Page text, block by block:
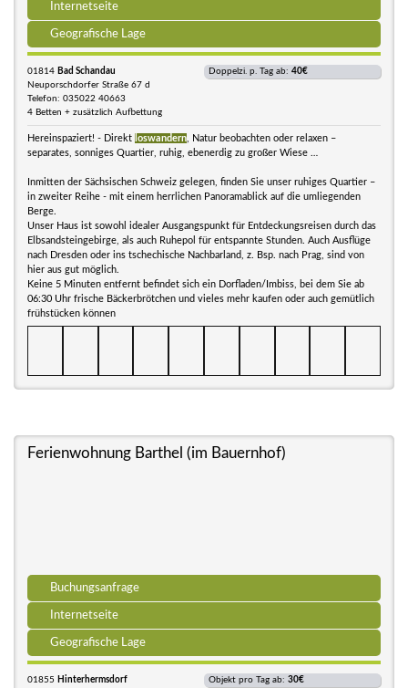
Internetseite
Geografische Lage
01814 Bad Schandau
Neuporschdorfer Straße 67 d
Telefon: 035022 40663
4 Betten + zusätzlich Aufbettung
Doppelzi. p. Tag ab: 40€
Hereinspaziert! - Direkt loswandern , Natur beobachten oder relaxen –
separates, sonniges Quartier, ruhig, ebenerdig zu großer Wiese …
Inmitten der Sächsischen Schweiz gelegen, finden Sie unser ruhiges Quartier –
in zweiter Reihe - mit einem herrlichen Panoramablick auf die umliegenden
Berge.
Unser Haus ist sowohl idealer Ausgangspunkt für Entdeckungsreisen durch das
Elbsandsteingebirge, als auch Ruhepol für entspannte Stunden. Auch Ausflüge
nach Dresden oder ins tschechische Nachbarland, z. Bsp. nach Prag, sind von
hier aus gut möglich.
Keine 5 Minuten entfernt befindet sich ein Dorfladen/Imbiss, bei dem Sie ab
06:30 Uhr frische Bäckerbrötchen und vieles mehr kaufen oder auch gemütlich
frühstücken können
Ferienwohnung Barthel (im Bauernhof)
Buchungsanfrage
Internetseite
Geografische Lage
01855 Hinterhermsdorf
Objekt pro Tag ab: 30€